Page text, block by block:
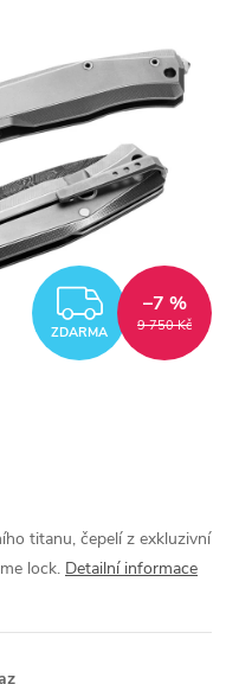
ZDARMA 9 750 Kč
–7 %
titanu, čepelí z exkluzivní
lock. Detailní informace